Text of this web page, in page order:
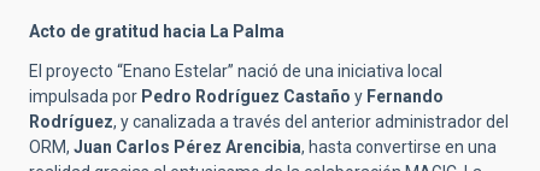
Acto de gratitud hacia La Palma
El proyecto “Enano Estelar” nació de una iniciativa local
impulsada por Pedro Rodríguez Castaño y Fernando
Rodríguez, y canalizada a través del anterior administrador del
ORM, Juan Carlos Pérez Arencibia, hasta convertirse en una